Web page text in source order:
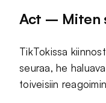
Act – Miten
TikTokissa
seuraa, he
toiveisiin